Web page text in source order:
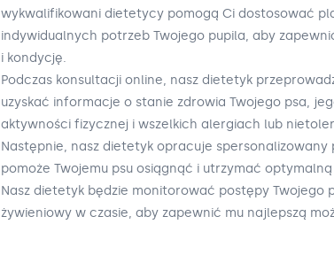
wykwalifikowani dietetycy pomogą Ci dostosować
indywidualnych potrzeb Twojego pupila, aby
i kondycję.
Podczas konsultacji online, nasz dietetyk
uzyskać informacje o stanie zdrowia Twojego psa,
aktywności fizycznej i wszelkich alergiach lub
Następnie, nasz dietetyk opracuje spersonalizowany
pomoże Twojemu psu osiągnąć i utrzymać
Nasz dietetyk będzie monitorować postępy Twojego
żywieniowy w czasie, aby zapewnić mu najlepszą